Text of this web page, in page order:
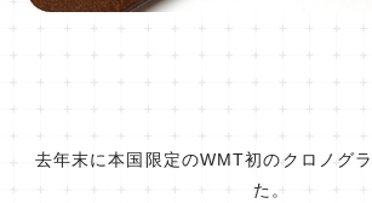
去年末に本国限定のWMT初のクロノグ
た。